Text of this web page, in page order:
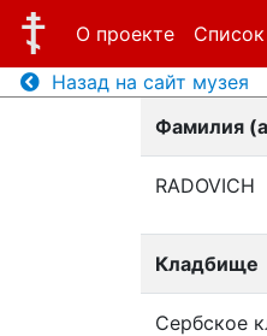
О проекте
Назад на сайт музея
Фамилия
RADOVICH
Кладбище
Сербское